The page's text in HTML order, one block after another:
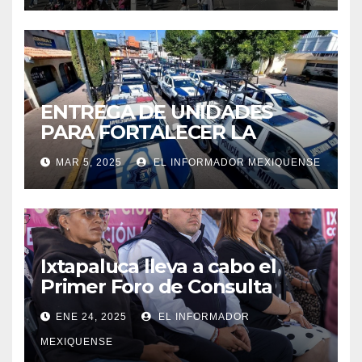
ENTREGA DE UNIDADES
PARA FORTALECER LA
SEGURIDAD EN IXTAPALUCA
MAR 5, 2025 EL INFORMADOR MEXIQUENSE
Ixtapaluca lleva a cabo el
Primer Foro de Consulta
Ciudadana»
ENE 24, 2025 EL INFORMADOR
MEXIQUENSE